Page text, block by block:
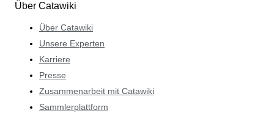
Über Catawiki
Über Catawiki
Unsere Experten
Karriere
Presse
Zusammenarbeit mit Catawiki
Sammlerplattform